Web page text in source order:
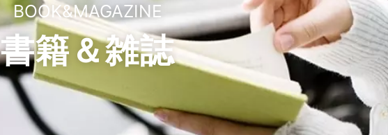
BOOK&MAGAZINE
書籍＆雑誌